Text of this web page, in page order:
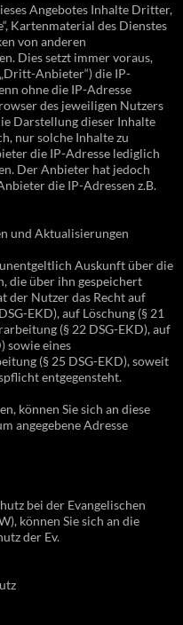
Angebotes Inhalte Dritter,
Kartenmaterial des Dienstes
von anderen
Dies setzt immer voraus,
Anbieter“) die IP-
ohne die IP-Adresse
des jeweiligen Nutzers
Darstellung dieser Inhalte
nur solche Inhalte zu
die IP-Adresse lediglich
Der Anbieter hat jedoch
die IP-Adressen z.B.
und Aktualisierungen
Auskunft über die
die über ihn gespeichert
der Nutzer das Recht auf
EKD), auf Löschung (§ 21
(§ 22 DSG-EKD), auf
sowie eines
(§ 25 DSG-EKD), soweit
entgegensteht.
können Sie sich an diese
angegebene Adresse
bei der Evangelischen
können Sie sich an die
der Ev.